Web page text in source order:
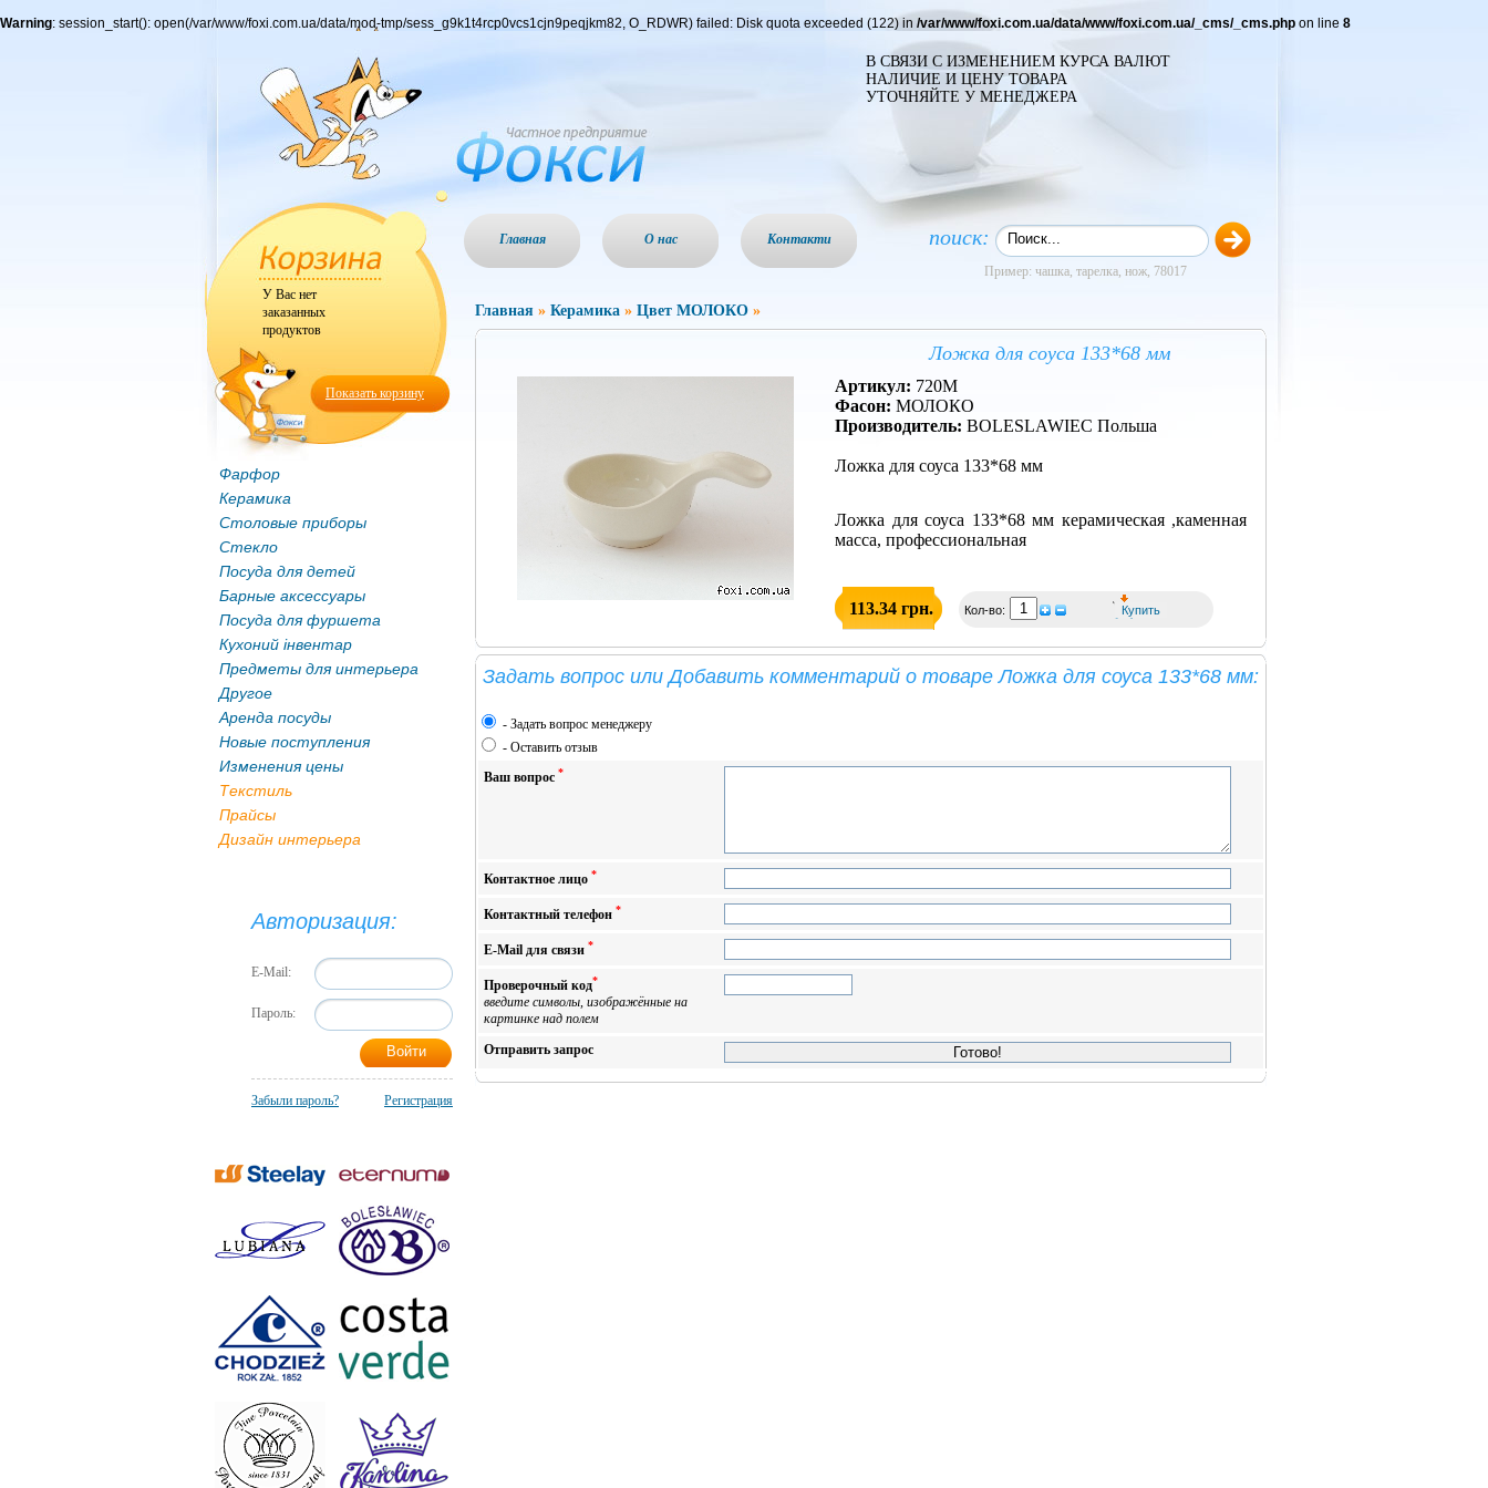
Warning: session_start(): open(/var/www/foxi.com.ua/data/mod-tmp/sess_g9k1t4rcp0vcs1cjn9peqjkm82, O_RDWR) failed: Disk quota exceeded (122) in /var/www/foxi.com.ua/data/www/foxi.com.ua/_cms/_cms.php on line 8
В СВЯЗИ С ИЗМЕНЕНИЕМ КУРСА ВАЛЮТ
НАЛИЧИЕ И ЦЕНУ ТОВАРА
УТОЧНЯЙТЕ У МЕНЕДЖЕРА
Показать корзину
У Вас нет
заказанных
продуктов
Фарфор
Керамика
Столовые приборы
Стекло
Посуда для детей
Барные аксессуары
Посуда для фуршета
Кухоний інвентар
Предметы для интерьера
Другое
Аренда посуды
Новые поступления
Изменения цены
Текстиль
Прайсы
Дизайн интерьера
Авторизация:
E-Mail:
Пароль:
Забыли пароль? Регистрация
Главная О нас Контакти поиск:
Пример: чашка, тарелка, нож, 78017
Главная » Керамика » Цвет МОЛОКО »
Ложка для соуса 133*68 мм
Артикул: 720М
Фасон: МОЛОКО
Производитель: BOLESLAWIEC Польша
Ложка для соуса 133*68 мм
Ложка для соуса 133*68 мм керамическая ,каменная
масса, профессиональная
113.34 грн. Кол-во:
Задать вопрос или Добавить комментарий о товаре Ложка для соуса 133*68 мм:
- Задать вопрос менеджеру
- Оставить отзыв
Ваш вопрос*
Контактное лицо*
Контактный телефон*
E-Mail для связи*
Проверочный код*
введите символы, изображённые на
картинке над полем
Отправить запрос